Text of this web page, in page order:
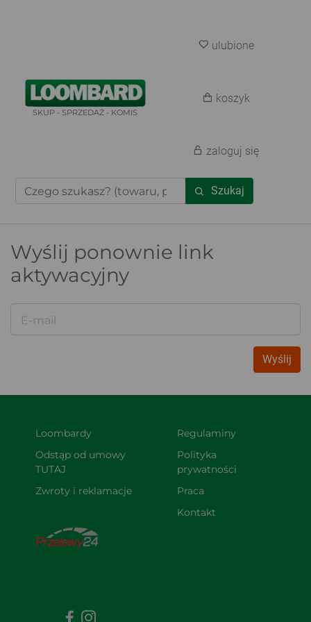
SKUP - SPRZEDAŻ - KOMIS
Szukaj
ulubione
koszyk
zaloguj się
Wyślij ponownie link
aktywacyjny
E-mail
Wyślij
Loombardy
Odstąp od umowy
TUTAJ
Zwroty i reklamacje
Regulaminy
Polityka
prywatności
Praca
Kontakt